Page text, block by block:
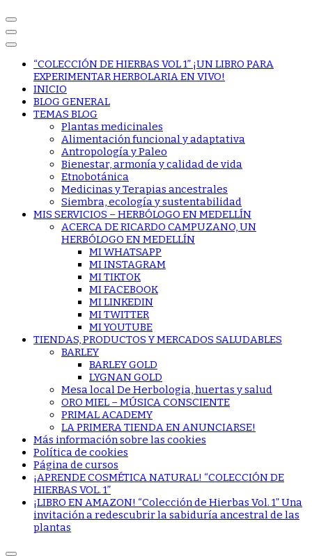
“COLECCIÓN DE HIERBAS VOL 1” ¡UN LIBRO PARA
EXPERIMENTAR HERBOLARIA EN VIVO!
INICIO
BLOG GENERAL
TEMAS BLOG
Plantas medicinales
Alimentación funcional y adaptativa
Antropología y Paleo
Bienestar, armonía y calidad de vida
Etnobotánica
Medicinas y Terapias ancestrales
Siembra, ecología y sustentabilidad
MIS SERVICIOS – HERBÓLOGO EN MEDELLÍN
ACERCA DE RICARDO CAMPUZANO, UN
HERBÓLOGO EN MEDELLÍN
MI WHATSAPP
MI INSTAGRAM
MI TIKTOK
MI FACEBOOK
MI LINKEDIN
MI TWITTER
MI YOUTUBE
TIENDAS, PRODUCTOS Y MERCADOS SALUDABLES
BARLEY
BARLEY GOLD
LYGNAN GOLD
Mesa local De Herbologia, huertas y salud
ORO MIEL – MÚSICA CONSCIENTE
PRIMAL ACADEMY
LA PRIMERA TIENDA EN ANUNCIARSE!
Más información sobre las cookies
Política de cookies
Página de cursos
¡APRENDE COSMÉTICA NATURAL! “COLECCIÓN DE
HIERBAS VOL. 1”
¡LIBRO EN AMAZON! “Colección de Hierbas Vol. 1” Una
invitación a redescubrir la sabiduría ancestral de las
plantas